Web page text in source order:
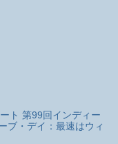
ト 第99回インディー
・デイ：最速はウィ